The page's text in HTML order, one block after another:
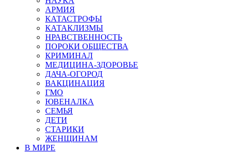
АРМИЯ
КАТАСТРОФЫ
КАТАКЛИЗМЫ
НРАВСТВЕННОСТЬ
ПОРОКИ ОБЩЕСТВА
КРИМИНАЛ
МЕДИЦИНА-ЗДОРОВЬЕ
ДАЧА-ОГОРОД
ВАКЦИНАЦИЯ
ГМО
ЮВЕНАЛКА
СЕМЬЯ
ДЕТИ
СТАРИКИ
ЖЕНЩИНАМ
В МИРЕ